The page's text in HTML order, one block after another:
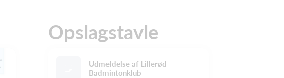
Opslagstavle
Udmeldelse af Lillerød
Badmintonklub